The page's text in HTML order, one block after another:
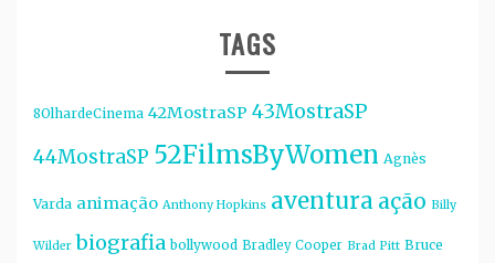
TAGS
8OlhardeCinema 42MostraSP 43MostraSP
44MostraSP 52FilmsByWomen Agnès
Varda animação Anthony Hopkins aventura ação Billy
Wilder biografia bollywood Bradley Cooper Brad Pitt Bruce